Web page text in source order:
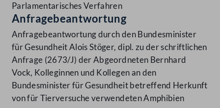
Parlamentarisches Verfahren
Anfragebeantwortung
Anfragebeantwortung durch den Bundesminister
für Gesundheit Alois Stöger, dipl. zu der schriftlichen
Anfrage (2673/J) der Abgeordneten Bernhard
Vock, Kolleginnen und Kollegen an den
Bundesminister für Gesundheit betreffend Herkunft
von für Tierversuche verwendeten Amphibien